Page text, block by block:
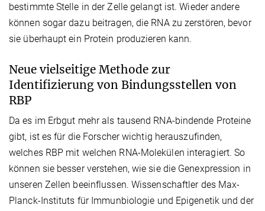
bestimmte Stelle in der Zelle gelangt ist. Wieder andere
können sogar dazu beitragen, die RNA zu zerstören, bevor
sie überhaupt ein Protein produzieren kann.
Neue vielseitige Methode zur
Identifizierung von Bindungsstellen von
RBP
Da es im Erbgut mehr als tausend RNA-bindende Proteine
gibt, ist es für die Forscher wichtig herauszufinden,
welches RBP mit welchen RNA-Molekülen interagiert. So
können sie besser verstehen, wie sie die Genexpression in
unseren Zellen beeinflussen. Wissenschaftler des Max-
Planck-Instituts für Immunbiologie und Epigenetik und der